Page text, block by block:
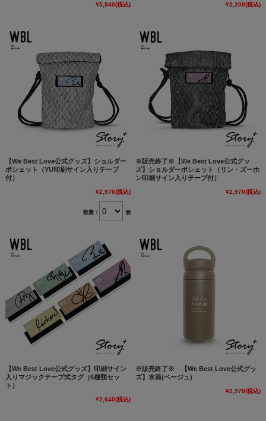
¥5,940(税込) ¥2,200(税込)
【We Best Love公式グッズ】ショルダー
ポシェット（YU印刷サイン入りテープ
付）
¥2,970(税込)
数量： 個
※販売終了※【We Best Love公式グッ
ズ】ショルダーポシェット（リン・ズーホ
ン印刷サイン入りテープ付）
¥2,970(税込)
【We Best Love公式グッズ】印刷サイン
入りマジックテープ式タグ（6種類セッ
ト）
¥2,640(税込)
※販売終了※ 【We Best Love公式グッ
ズ】水筒(ベージュ)
¥2,970(税込)